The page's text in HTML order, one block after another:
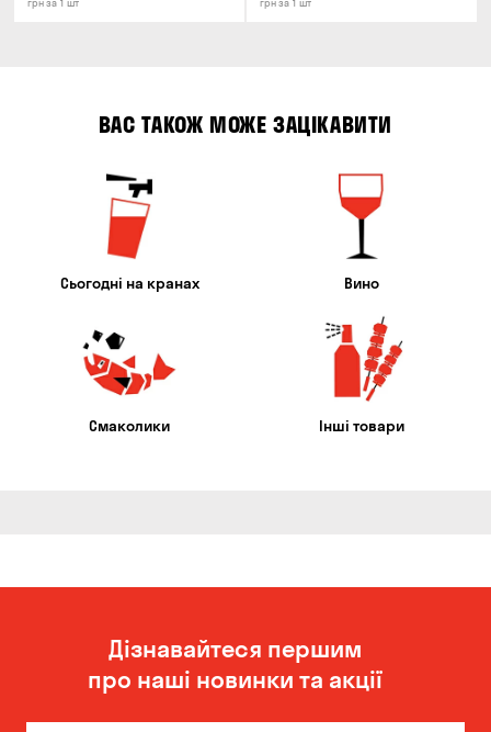
грн за 1 шт грн за 1 шт
ВАС ТАКОЖ МОЖЕ ЗАЦІКАВИТИ
Сьогодні на кранах Вино
Смаколики Інші товари
Дізнавайтеся першим
про наші новинки та акції